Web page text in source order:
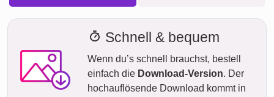
Schnell & bequem
Wenn du’s schnell brauchst, bestell
einfach die Download-Version. Der
hochauflösende Download kommt in